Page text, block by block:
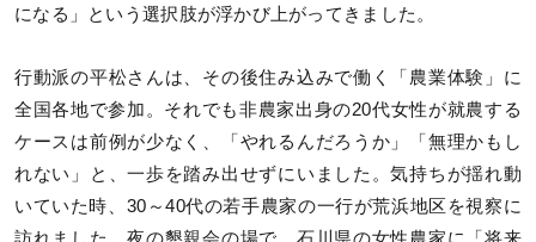
になる」という選択肢が浮かび上がってきました。
行動派の平松さんは、その後住み込みで働く「農業体験」に
全国各地で参加。それでも非農家出身の20代女性が就農する
ケースは前例が少なく、「やれるんだろうか」「無理かもし
れない」と、一歩を踏み出せずにいました。気持ちが揺れ動
いていた時、30～40代の若手農家の一行が荒浜地区を視察に